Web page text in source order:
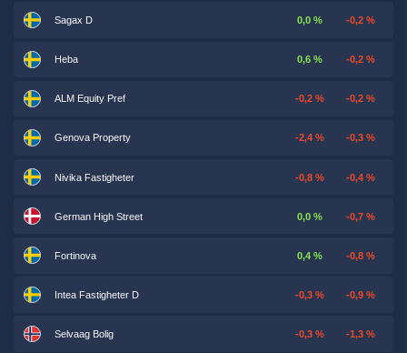
Sagax D 0,0 % -0,2 %
Heba 0,6 % -0,2 %
ALM Equity Pref -0,2 % -0,2 %
Genova Property -2,4 % -0,3 %
Nivika Fastigheter -0,8 % -0,4 %
German High Street 0,0 % -0,7 %
Fortinova 0,4 % -0,8 %
Intea Fastigheter D -0,3 % -0,9 %
Selvaag Bolig -0,3 % -1,3 %